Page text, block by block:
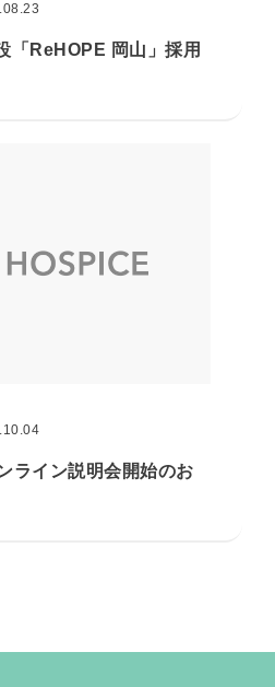
「ReHOPE 岡山」採用
ライン説明会開始のお